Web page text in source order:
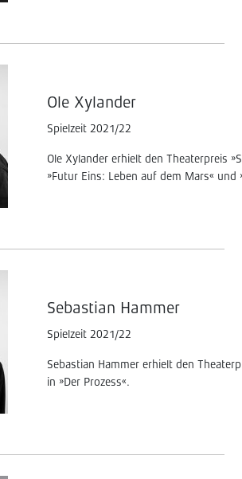
Ole Xylander
Spielzeit 2021/22
Ole Xylander erhielt den Theaterpreis
»Futur Eins: Leben auf dem Mars« und
Sebastian Hammer
Spielzeit 2021/22
Sebastian Hammer erhielt den
in »Der Prozess«.